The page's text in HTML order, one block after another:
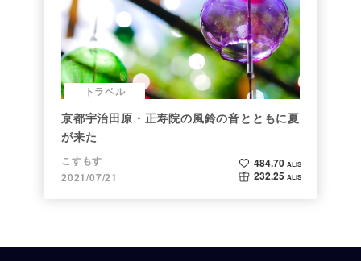
トラベル
京都宇治田原・正寿院の風鈴の音とともに夏
が来た
こすもす
2021/07/21
484.70 ALIS
232.25 ALIS